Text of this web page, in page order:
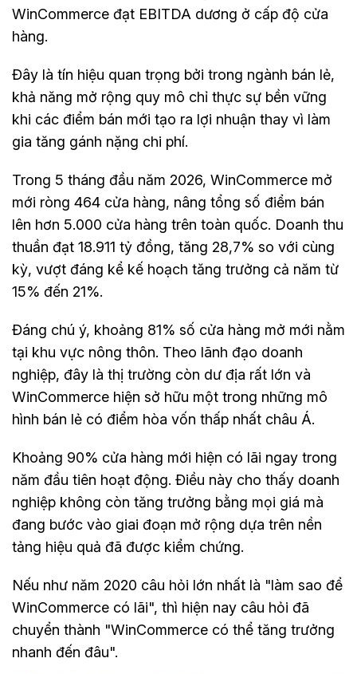
WinCommerce đạt EBITDA dương ở cấp độ cửa
hàng.
Đây là tín hiệu quan trọng bởi trong ngành bán lẻ,
khả năng mở rộng quy mô chỉ thực sự bền vững
khi các điểm bán mới tạo ra lợi nhuận thay vì làm
gia tăng gánh nặng chi phí.
Trong 5 tháng đầu năm 2026, WinCommerce mở
mới ròng 464 cửa hàng, nâng tổng số điểm bán
lên hơn 5.000 cửa hàng trên toàn quốc. Doanh thu
thuần đạt 18.911 tỷ đồng, tăng 28,7% so với cùng
kỳ, vượt đáng kể kế hoạch tăng trưởng cả năm từ
15% đến 21%.
Đáng chú ý, khoảng 81% số cửa hàng mở mới nằm
tại khu vực nông thôn. Theo lãnh đạo doanh
nghiệp, đây là thị trường còn dư địa rất lớn và
WinCommerce hiện sở hữu một trong những mô
hình bán lẻ có điểm hòa vốn thấp nhất châu Á.
Khoảng 90% cửa hàng mới hiện có lãi ngay trong
năm đầu tiên hoạt động. Điều này cho thấy doanh
nghiệp không còn tăng trưởng bằng mọi giá mà
đang bước vào giai đoạn mở rộng dựa trên nền
tảng hiệu quả đã được kiểm chứng.
Nếu như năm 2020 câu hỏi lớn nhất là "làm sao để
WinCommerce có lãi", thì hiện nay câu hỏi đã
chuyển thành "WinCommerce có thể tăng trưởng
nhanh đến đâu".